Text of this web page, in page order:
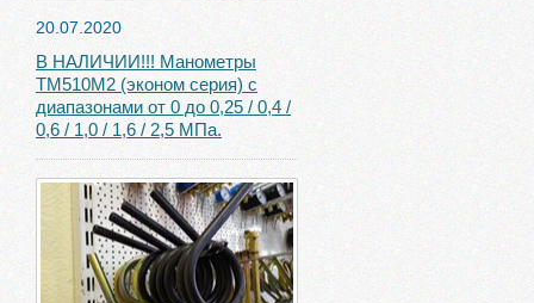
20.07.2020
В НАЛИЧИИ!!! Манометры
ТМ510М2 (эконом серия) с
диапазонами от 0 до 0,25 / 0,4 /
0,6 / 1,0 / 1,6 / 2,5 МПа.